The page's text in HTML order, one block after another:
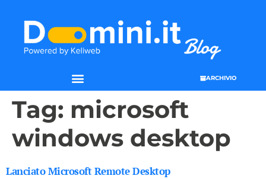
ARCHIVIO
Tag: microsoft
windows desktop
Lanciato Microsoft Remote Desktop